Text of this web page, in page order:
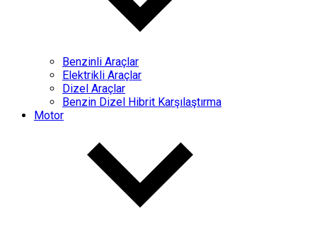
Benzinli Araçlar
Elektrikli Araçlar
Dizel Araçlar
Benzin Dizel Hibrit Karşılaştırma
Motor